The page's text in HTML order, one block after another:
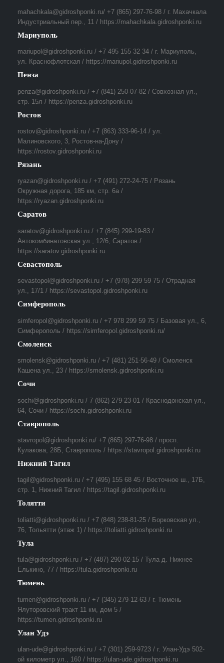
mahachkala@gidroshponki.ru/ +7 (865) 297-76-98 / г. Махачкала
Индустриальный пер., 11 / https://mahachkala.gidroshponki.ru
Мариуполь
mariupol@gidroshponki.ru / +7 495 155 32 34 / г. Мариуполь,
ул. Краснофлотская / https://mariupol.gidroshponki.ru
Пенза
penza@gidroshponki.ru / +7 (841) 250-07-82 / Совхозная ул.,
стр. 15л / https://penza.gidroshponki.ru
Ростов
rostov@gidroshponki.ru / +7 (863) 333-96-14 / ул.
Малиновского, 3, Ростов-на-Дону /
https://rostov.gidroshponki.ru
Рязань
ryazan@gidroshponki.ru / +7 (491) 272-24-75 / Рязань
Окружная дорога, 185 км, стр. 6а /
https://ryazan.gidroshponki.ru
Саратов
saratov@gidroshponki.ru / +7 (845) 299-19-83 /
Автокомбинатовская ул., 12/6, Саратов /
https://saratov.gidroshponki.ru
Севастополь
sevastopol@gidroshponki.ru / +7 (978) 299 59 75 / Отрадная
ул., 17/1 / https://sevastopol.gidroshponki.ru
Симферополь
simferopol@gidroshponki.ru / +7 978 299 59 75 / Базовая ул., 6,
Симферополь / https://simferopol.gidroshponki.ru/
Смоленск
smolensk@gidroshponki.ru / +7 (481) 251-56-49 / Смоленск
Кашена ул., 23 / https://smolensk.gidroshponki.ru
Сочи
sochi@gidroshponki.ru / 7 (862) 279-23-01 / Краснодонская ул.,
64, Сочи / https://sochi.gidroshponki.ru
Ставрополь
stavropol@gidroshponki.ru/ +7 (865) 297-76-98 / просп.
Кулакова, 28Б, Ставрополь / https://stavropol.gidroshponki.ru
Нижний Тагил
tagil@gidroshponki.ru / +7 (495) 155 68 45 / Восточное ш., 17Б,
стр. 1, Нижний Тагил / https://tagil.gidroshponki.ru
Толятти
toliatti@gidroshponki.ru / +7 (848) 238-81-25 / Борковская ул.,
76, Тольятти (этаж 1) / https://toliatti.gidroshponki.ru
Тула
tula@gidroshponki.ru / +7 (487) 290-02-15 / Тула д. Нижнее
Елькино, 77 / https://tula.gidroshponki.ru
Тюмень
tumen@gidroshponki.ru / +7 (345) 279-12-63 / г. Тюмень
Ялуторовский тракт 11 км, дом 5 /
https://tumen.gidroshponki.ru
Улан Удэ
ulan-ude@gidroshponki.ru / +7 (301) 259-9723 / г. Улан-Удэ 502-
ой километр ул., 160 / https://ulan-ude.gidroshponki.ru